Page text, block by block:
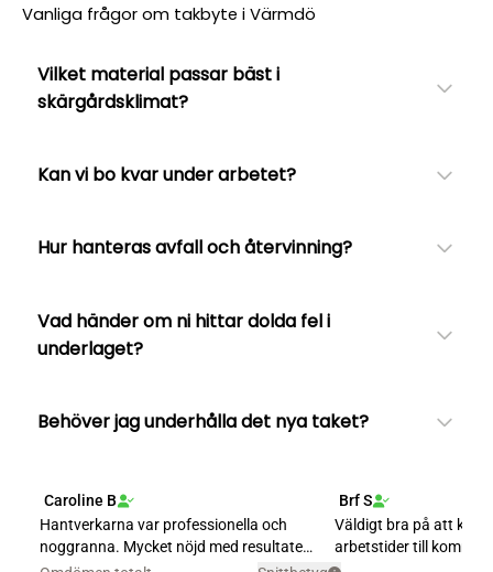
Vanliga frågor om takbyte i Värmdö
Vilket material passar bäst i
skärgårdsklimat?
Kan vi bo kvar under arbetet?
Hur hanteras avfall och återvinning?
Vad händer om ni hittar dolda fel i
underlaget?
Behöver jag underhålla det nya taket?